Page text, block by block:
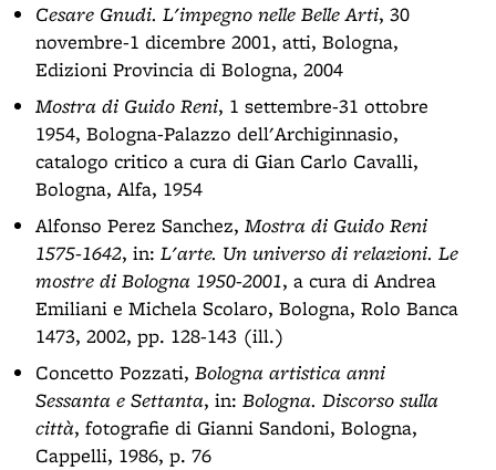
Cesare Gnudi. L'impegno nelle Belle Arti, 30
novembre-1 dicembre 2001, atti, Bologna,
Edizioni Provincia di Bologna, 2004
Mostra di Guido Reni, 1 settembre-31 ottobre
1954, Bologna-Palazzo dell'Archiginnasio,
catalogo critico a cura di Gian Carlo Cavalli,
Bologna, Alfa, 1954
Alfonso Perez Sanchez, Mostra di Guido Reni
1575-1642, in: L'arte. Un universo di relazioni. Le
mostre di Bologna 1950-2001, a cura di Andrea
Emiliani e Michela Scolaro, Bologna, Rolo Banca
1473, 2002, pp. 128-143 (ill.)
Concetto Pozzati, Bologna artistica anni
Sessanta e Settanta, in: Bologna. Discorso sulla
città, fotografie di Gianni Sandoni, Bologna,
Cappelli, 1986, p. 76